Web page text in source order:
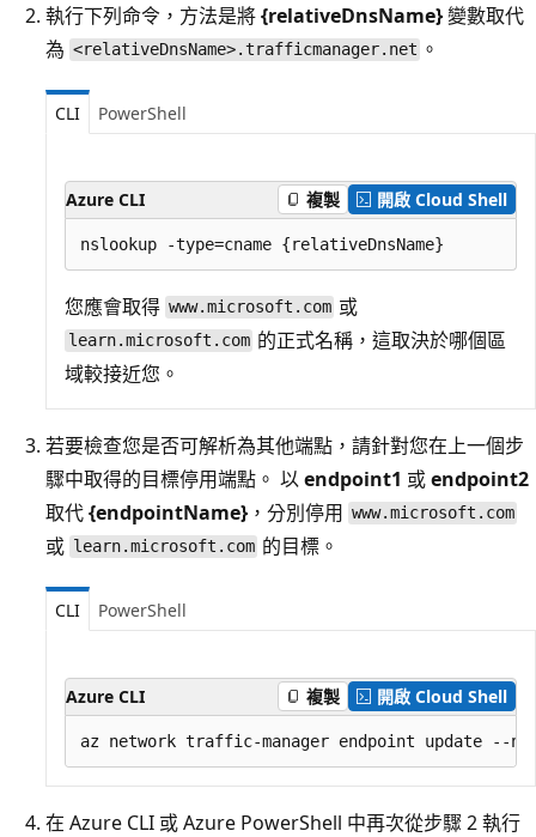
執行下列命令，方法是將{relativeDnsName}變數取代
為 <relativeDnsName>.trafficmanager.net 。
CLI PowerShell
Azure CLI 複製 開啟 Cloud Shell
您應會取得 www.microsoft.com 或
learn.microsoft.com 的正式名稱，這取決於哪個區
域較接近您。
若要檢查您是否可解析為其他端點，請針對您在上一個步
驟中取得的目標停用端點。 以endpoint1 或endpoint2
取代{endpointName} ，分別停用 www.microsoft.com
或 learn.microsoft.com 的目標。
CLI PowerShell
Azure CLI 複製 開啟 Cloud Shell
在 Azure CLI 或 Azure PowerShell 中再次從步驟 2 執行